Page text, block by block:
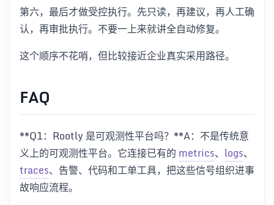
第六，最后才做受控执行。先只读，再建议，再人工确
认，再审批执行。不要一上来就讲全自动修复。
这个顺序不花哨，但比较接近企业真实采用路径。
FAQ
**Q1：Rootly 是可观测性平台吗？**A：不是传统意
义上的可观测性平台。它连接已有的 metrics、 logs、
traces、告警、代码和工单工具，把这些信号组织进事
故响应流程。